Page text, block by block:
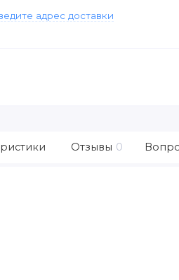
адрес доставки
Отзывы 0